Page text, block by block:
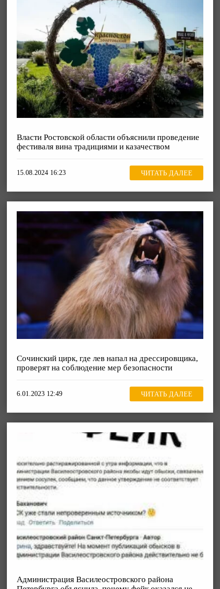
Власти Ростовской области объяснили проведение
фестиваля вина традициями и казачеством
15.08.2024 16:23 ЧИТАТЬ ДАЛЕЕ
Сочинский цирк, где лев напал на дрессировщика,
проверят на соблюдение мер безопасности
6.01.2023 12:49 ЧИТАТЬ ДАЛЕЕ
Администрация Василеостровского района